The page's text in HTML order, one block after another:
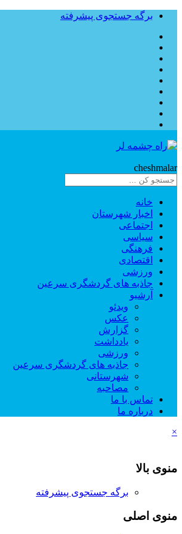
برگه جستجوی پیشرفته
cheshmalar
خانه
اخبار شهرستان
اجتماعی
سیاسی
فرهنگی
اقتصادی
ورزشی
جاذبه های گردشگری سرعین
آرشیو
ویدئو
عکس
گزارش
یادداشت
ورزشی
جاذبه های گردشگری سرعین
شهرستانی
مصاحبه
تماس با ما
درباره ما
×
منوی بالا
برگه جستجوی پیشرفته
منوی اصلی